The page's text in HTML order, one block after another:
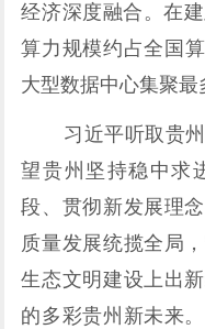
经济深度融合。在
算力规模约占全国
大型数据中心集聚最
习近平听取贵州
望贵州坚持稳中求
段、贯彻新发展理
质量发展统揽全局
生态文明建设上出
的多彩贵州新未来